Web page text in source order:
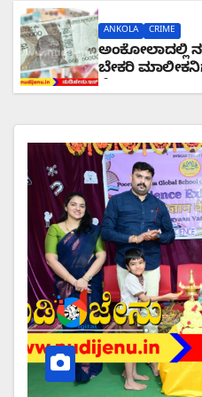
ANKOLA CRIME
ಅಂಕೋಲಾದಲ್ಲಿ
ಬೇಕರಿ
ನೋಟು!